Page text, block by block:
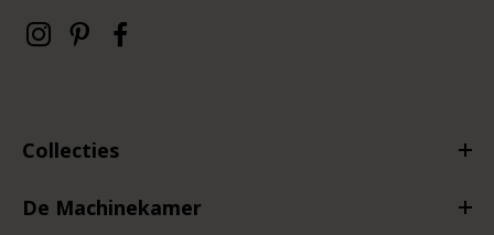
Collecties
De Machinekamer